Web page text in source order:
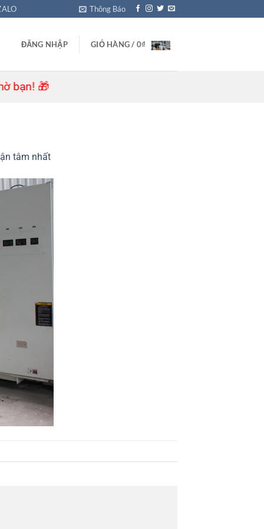
Thông Báo
ĐĂNG NHẬP GIỎ HÀNG / 0₫
🎁
tâm nhất